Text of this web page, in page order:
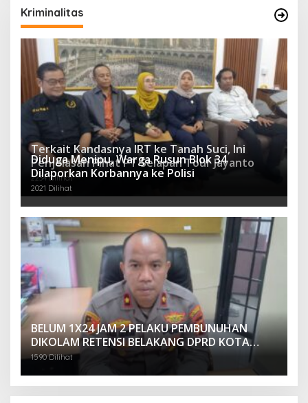
Kriminalitas
Terkait Kandasnya IRT ke Tanah Suci, Ini
Penjelasan Pihat PT Selapan Tour Jayanto
2234 Dilihat
Diduga Menipu, Warga Rusun Blok 34
Dilaporkan Korbannya ke Polisi
2021 Dilihat
BELUM 1X24 JAM 2 PELAKU PEMBUNUHAN
DIKOLAM RETENSI BELAKANG DPRD KOTA
PALEMBANG TELAH DIRINGKUS ANGGOTA
1590 Dilihat